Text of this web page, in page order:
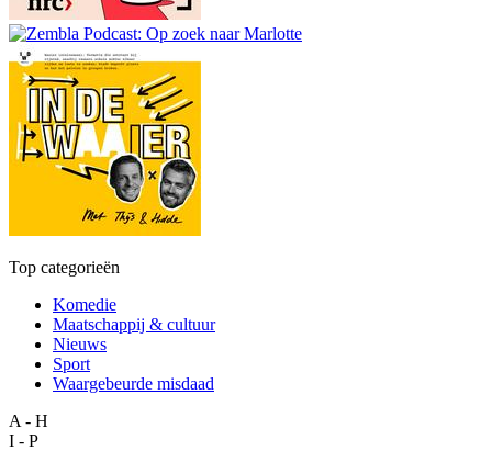
Top categorieën
Komedie
Maatschappij & cultuur
Nieuws
Sport
Waargebeurde misdaad
A - H
I - P